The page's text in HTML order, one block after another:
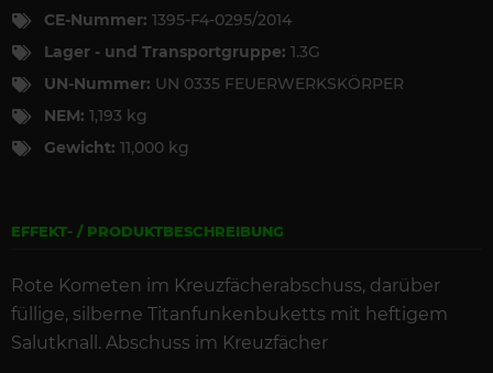
CE-Nummer: 1395-F4-0295/2014
Lager - und Transportgruppe: 1.3G
UN-Nummer: UN 0335 FEUERWERKSKÖRPER
NEM: 1,193 kg
Gewicht: 11,000 kg
EFFEKT- / PRODUKTBESCHREIBUNG
Rote Kometen im Kreuzfächerabschuss, darüber
füllige, silberne Titanfunkenbuketts mit heftigem
Salutknall. Abschuss im Kreuzfächer